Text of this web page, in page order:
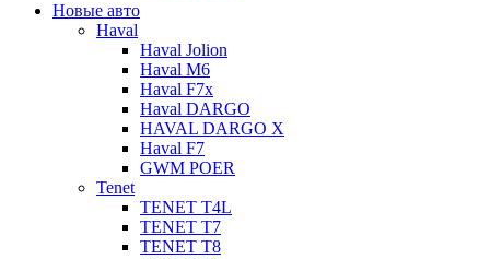
Новые авто
Haval
Haval Jolion
Haval M6
Haval F7x
Haval DARGO
HAVAL DARGO Х
Haval F7
GWM POER
Tenet
TENET T4L
TENET T7
TENET T8